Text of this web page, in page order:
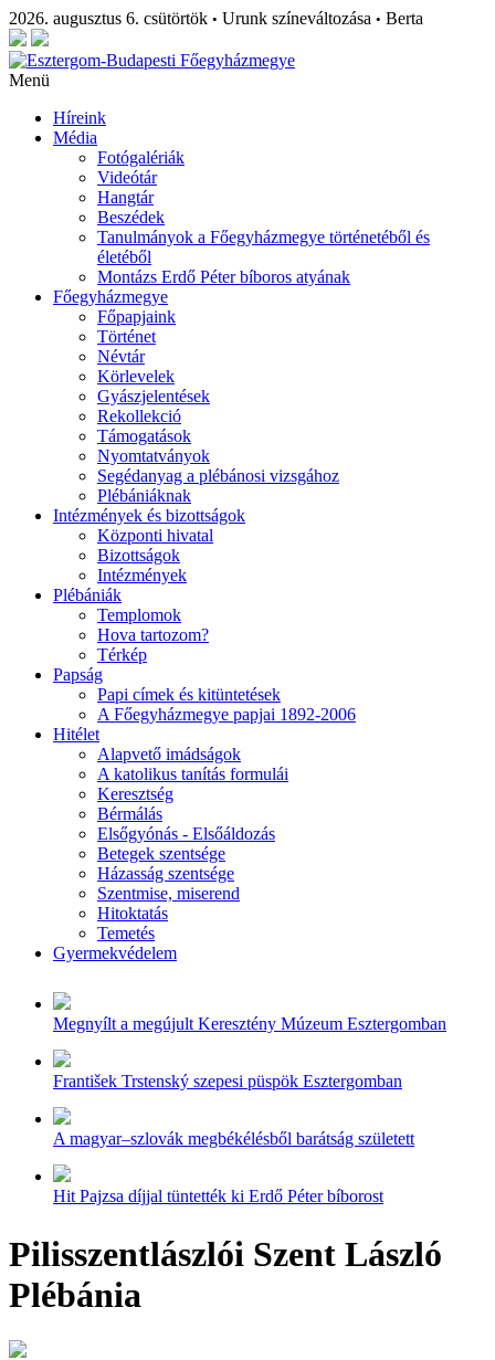
2026. augusztus 6. csütörtök • Urunk színeváltozása • Berta
Menü
Híreink
Média
Fotógalériák
Videótár
Hangtár
Beszédek
Tanulmányok a Főegyházmegye történetéből és
életéből
Montázs Erdő Péter bíboros atyának
Főegyházmegye
Főpapjaink
Történet
Névtár
Körlevelek
Gyászjelentések
Rekollekció
Támogatások
Nyomtatványok
Segédanyag a plébánosi vizsgához
Plébániáknak
Intézmények és bizottságok
Központi hivatal
Bizottságok
Intézmények
Plébániák
Templomok
Hova tartozom?
Térkép
Papság
Papi címek és kitüntetések
A Főegyházmegye papjai 1892-2006
Hitélet
Alapvető imádságok
A katolikus tanítás formulái
Keresztség
Bérmálás
Elsőgyónás - Elsőáldozás
Betegek szentsége
Házasság szentsége
Szentmise, miserend
Hitoktatás
Temetés
Gyermekvédelem
Megnyílt a megújult Keresztény Múzeum Esztergomban
František Trstenský szepesi püspök Esztergomban
A magyar–szlovák megbékélésből barátság született
Hit Pajzsa díjjal tüntették ki Erdő Péter bíborost
Pilisszentlászlói Szent László
Plébánia